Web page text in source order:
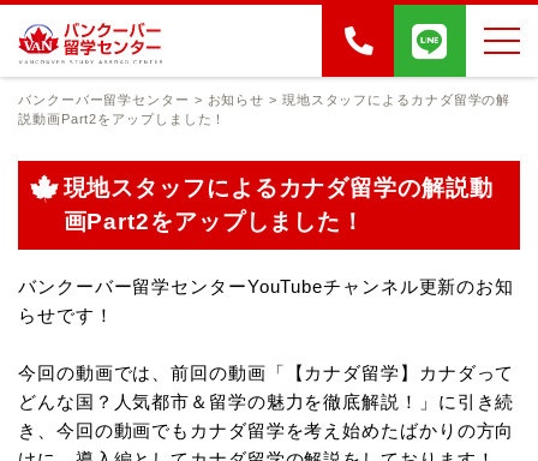
バンクーバー留学センター > お知らせ > 現地スタッフによるカナダ留学の解
説動画Part2をアップしました！
現地スタッフによるカナダ留学の解説動
画Part2をアップしました！
バンクーバー留学センターYouTubeチャンネル更新のお知
らせです！
今回の動画では、前回の動画「【カナダ留学】カナダって
どんな国？人気都市＆留学の魅力を徹底解説！」に引き続
き、今回の動画でもカナダ留学を考え始めたばかりの方向